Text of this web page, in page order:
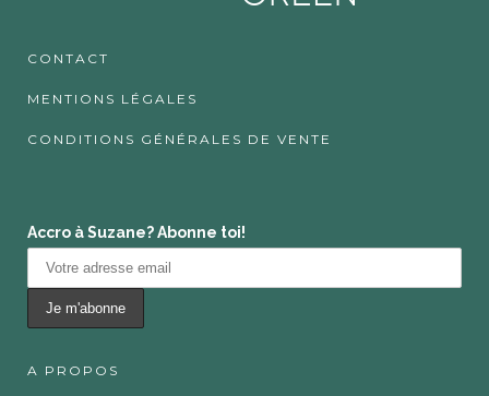
CONTACT
MENTIONS LÉGALES
CONDITIONS GÉNÉRALES DE VENTE
Accro à Suzane? Abonne toi!
A PROPOS